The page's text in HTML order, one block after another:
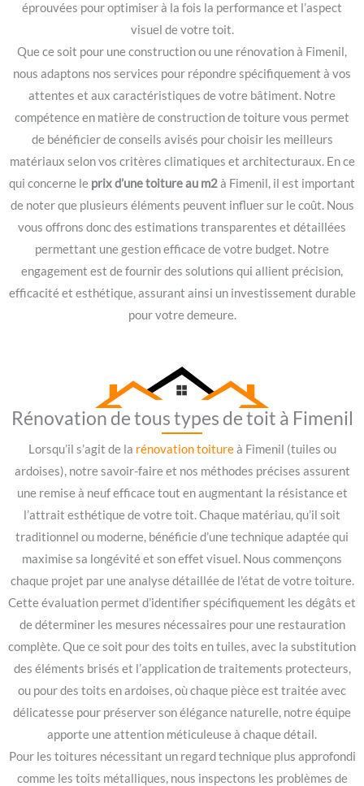
éprouvées pour optimiser à la fois la performance et l’aspect
visuel de votre toit.
Que ce soit pour une construction ou une rénovation à Fimenil,
nous adaptons nos services pour répondre spécifiquement à vos
attentes et aux caractéristiques de votre bâtiment. Notre
compétence en matière de construction de toiture vous permet
de bénéficier de conseils avisés pour choisir les meilleurs
matériaux selon vos critères climatiques et architecturaux. En ce
qui concerne le prix d’une toiture au m2à Fimenil, il est important
de noter que plusieurs éléments peuvent influer sur le coût. Nous
vous offrons donc des estimations transparentes et détaillées
permettant une gestion efficace de votre budget. Notre
engagement est de fournir des solutions qui allient précision,
efficacité et esthétique, assurant ainsi un investissement durable
pour votre demeure.
Rénovation de tous types de toit à Fimenil
Lorsqu’il s’agit de la rénovation toitureà Fimenil (tuiles ou
ardoises), notre savoir-faire et nos méthodes précises assurent
une remise à neuf efficace tout en augmentant la résistance et
l’attrait esthétique de votre toit. Chaque matériau, qu’il soit
traditionnel ou moderne, bénéficie d’une technique adaptée qui
maximise sa longévité et son effet visuel. Nous commençons
chaque projet par une analyse détaillée de l’état de votre toiture.
Cette évaluation permet d’identifier spécifiquement les dégâts et
de déterminer les mesures nécessaires pour une restauration
complète. Que ce soit pour des toits en tuiles, avec la substitution
des éléments brisés et l’application de traitements protecteurs,
ou pour des toits en ardoises, où chaque pièce est traitée avec
délicatesse pour préserver son élégance naturelle, notre équipe
apporte une attention méticuleuse à chaque détail.
Pour les toitures nécessitant un regard technique plus approfondi
comme les toits métalliques, nous inspectons les problèmes de